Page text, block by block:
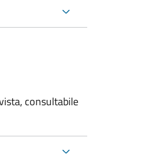
consultabile